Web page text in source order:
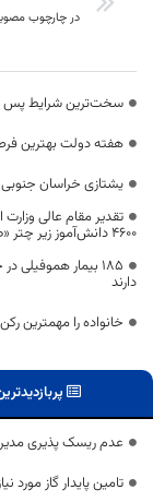
سخت‌ترین شرایط پس
هفته دولت بهترین
یشتازی خراسان جنوبی
تقدیر مقام عالی
۴۶۰۰ دانش‌آموز زیر چتر «طرح حامی»
۱۸۵ بیمار
دارند
خانواده را مهمترین
عدم ریسک پذیری
تامین پایدار گاز مورد